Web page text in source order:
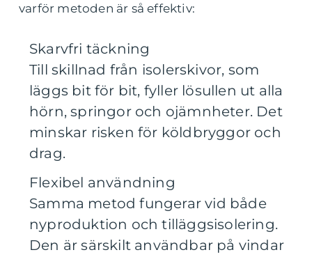
varför metoden är så effektiv:
Skarvfri täckning
Till skillnad från isolerskivor, som
läggs bit för bit, fyller lösullen ut alla
hörn, springor och ojämnheter. Det
minskar risken för köldbryggor och
drag.
Flexibel användning
Samma metod fungerar vid både
nyproduktion och tilläggsisolering.
Den är särskilt användbar på vindar